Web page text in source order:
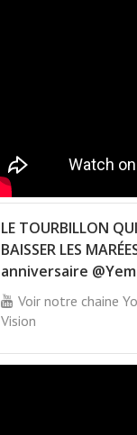
LE TOURBILLON
BAISSER LES
anniversaire
Voir notre chaine
Vision